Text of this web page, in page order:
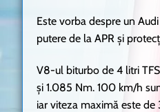
Este vorba despre un
putere de la APR și
V8-ul biturbo de 4 litri
și 1.085 Nm. 100 km/h
iar viteza maximă este de